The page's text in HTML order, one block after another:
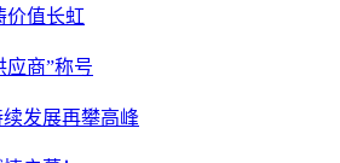
价值长虹
应商”称号
发展再攀高峰